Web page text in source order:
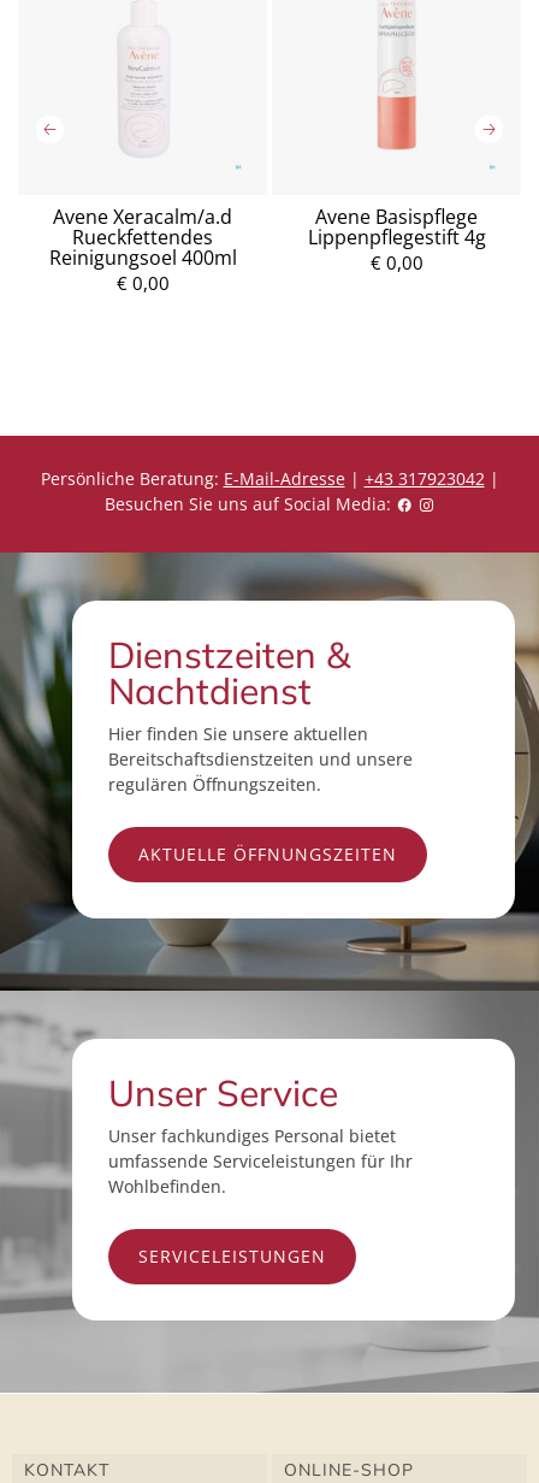
Avene Xeracalm/a.d
Rueckfettendes
Reinigungsoel 400ml
€ 0,00
Avene Basispflege
Lippenpflegestift 4g
€ 0,00
Persönliche Beratung: E-Mail-Adresse| +43 317923042|
Besuchen Sie uns auf Social Media:
Dienstzeiten &
Nachtdienst
Hier finden Sie unsere aktuellen
Bereitschaftsdienstzeiten und unsere
regulären Öffnungszeiten.
AKTUELLE ÖFFNUNGSZEITEN
Unser Service
Unser fachkundiges Personal bietet
umfassende Serviceleistungen für Ihr
Wohlbefinden.
SERVICELEISTUNGEN
KONTAKT ONLINE-SHOP